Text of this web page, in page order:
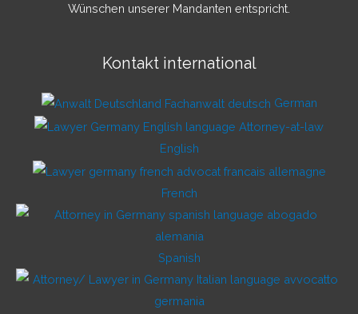
Wünschen unserer Mandanten entspricht.
Kontakt international
German
English
French
Spanish